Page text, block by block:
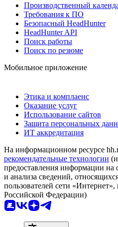
Производственный
Требования к ПО
Безопасный HeadHunter
HeadHunter API
Поиск работы
Поиск по резюме
Мобильное приложение
Этика и комплаенс
Оказание услуг
Использование сайтов
Защита персональных
ИТ аккредитация
На информационном ресурсе
рекомендательные технологии
предоставления информации на
и анализа сведений,
пользователей сети
Российской Федерации)